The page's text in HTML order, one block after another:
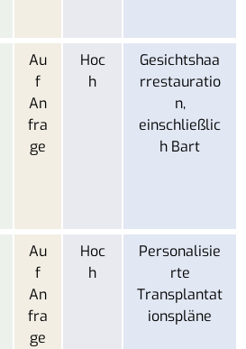
Au
f
An
fra
ge
Hoc
h
Gesichtshaa
rrestauratio
n,
einschließlic
h Bart
Au
f
An
fra
ge
Hoc
h
Personalisie
rte
Transplantat
ionspläne